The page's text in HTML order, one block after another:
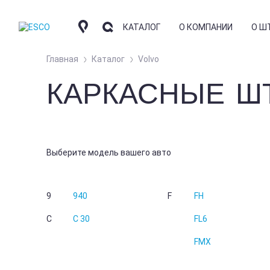
КАТАЛОГ О КОМПАНИИ
КОМПАНИЯ
О
Главная Каталог Volvo
КАРКАСНЫЕ
Выберите модель вашего авто
9 940
C C 30
F FH
FL6
FMX